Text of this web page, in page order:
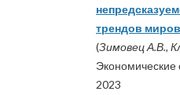
трендов
(Зимовец А.В.,
2023